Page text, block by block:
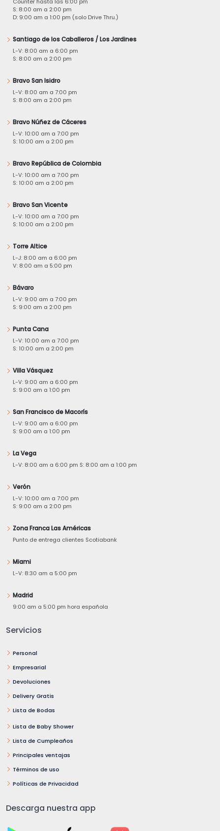
S: 8:00 am a 2:00 pm
D: 9:00 am a 1:00 pm (solo Drive Thru.)
Santiago de los Caballeros / Los Jardines
L-V: 8:00 am a 6:00 pm
S: 8:00 am a 2:00 pm
Bravo San Isidro
L-V: 8:00 am a 7:00 pm
S: 8:00 am a 2:00 pm
Bravo Núñez de Cáceres
L-V: 10:00 am a 7:00 pm
S: 10:00 am a 2:00 pm
Bravo República de Colombia
L-V: 10:00 am a 7:00 pm
S: 10:00 am a 2:00 pm
Bravo San Vicente
L-V: 10:00 am a 7:00 pm
S: 10:00 am a 2:00 pm
Torre Altice
L-J: 8:00 am a 6:00 pm
V: 8:00 am a 5:00 pm
Bávaro
L-V: 9:00 am a 7:00 pm
S: 9:00 am a 2:00 pm
Punta Cana
L-V: 10:00 am a 7:00 pm
S: 10:00 am a 2:00 pm
Villa Vásquez
L-V: 9:00 am a 6:00 pm
S: 9:00 am a 1:00 pm
San Francisco de Macorís
L-V: 9:00 am a 6:00 pm
S: 9:00 am a 1:00 pm
La Vega
L-V: 8:00 am a 6:00 pm S: 8:00 am a 1:00 pm
Verón
L-V: 10:00 am a 7:00 pm
S: 9:00 am a 2:00 pm
Zona Franca Las Américas
Punto de entrega clientes Scotiabank
Miami
L-V: 8:30 am a 5:00 pm
Madrid
9:00 am a 5:00 pm hora española
Servicios
Personal
Empresarial
Devoluciones
Delivery Gratis
Lista de Bodas
Lista de Baby Shower
Lista de Cumpleaños
Principales ventajas
Términos de uso
Políticas de Privacidad
Descarga nuestra app